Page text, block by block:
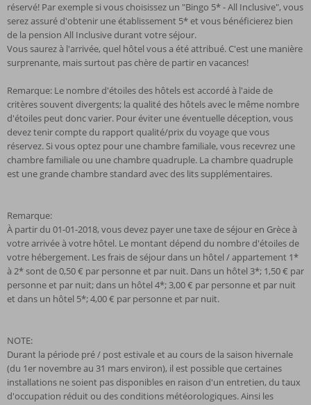
réservé! Par exemple si vous choisissez un "Bingo 5* - All Inclusive", vous
serez assuré d'obtenir une établissement 5* et vous bénéficierez bien
de la pension All Inclusive durant votre séjour.
Vous saurez à l'arrivée, quel hôtel vous a été attribué. C'est une manière
surprenante, mais surtout pas chère de partir en vacances!
Remarque: Le nombre d'étoiles des hôtels est accordé à l'aide de
critères souvent divergents; la qualité des hôtels avec le même nombre
d'étoiles peut donc varier. Pour éviter une éventuelle déception, vous
devez tenir compte du rapport qualité/prix du voyage que vous
réservez. Si vous optez pour une chambre familiale, vous recevrez une
chambre familiale ou une chambre quadruple. La chambre quadruple
est une grande chambre standard avec des lits supplémentaires.
Remarque:
À partir du 01-01-2018, vous devez payer une taxe de séjour en Grèce à
votre arrivée à votre hôtel. Le montant dépend du nombre d'étoiles de
votre hébergement. Les frais de séjour dans un hôtel / appartement 1*
à 2* sont de 0,50 € par personne et par nuit. Dans un hôtel 3*; 1,50 € par
personne et par nuit; dans un hôtel 4*; 3,00 € par personne et par nuit
et dans un hôtel 5*; 4,00 € par personne et par nuit.
NOTE:
Durant la période pré / post estivale et au cours de la saison hivernale
(du 1er novembre au 31 mars environ), il est possible que certaines
installations ne soient pas disponibles en raison d'un entretien, du taux
d'occupation réduit ou des conditions météorologiques. Ainsi les